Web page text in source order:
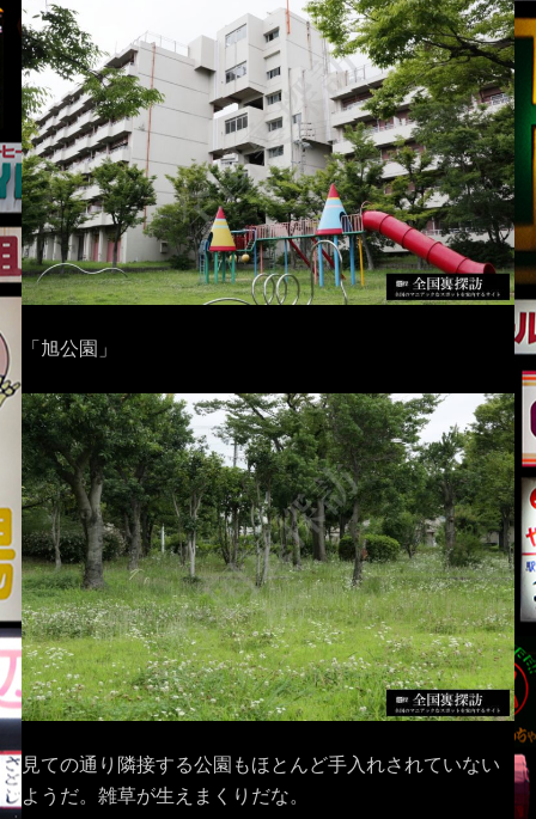
「旭公園」
見ての通り隣接する公園もほとんど手入れされていない
ようだ。雑草が生えまくりだな。